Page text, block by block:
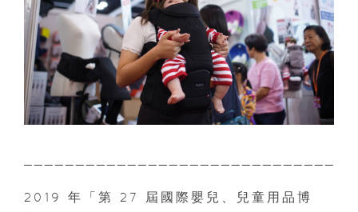
2019 年「第 27 屆國際嬰兒、兒童用品博